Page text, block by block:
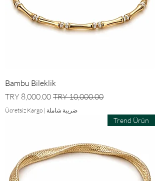
Bambu Bileklik
سعر عادي
سعر البيع
ضريبة شاملة |
Ücretsiz Kargo
Trend Ürün